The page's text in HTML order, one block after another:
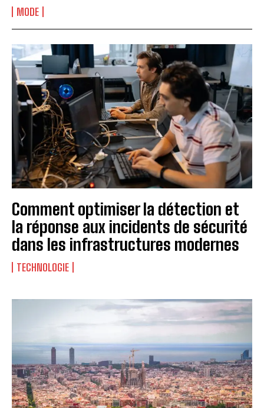
MODE
Comment optimiser la détection et
la réponse aux incidents de sécurité
dans les infrastructures modernes
TECHNOLOGIE